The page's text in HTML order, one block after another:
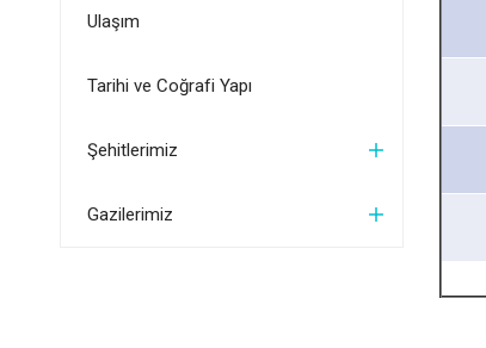
Ulaşım
Tarihi ve Coğrafi Yapı
Şehitlerimiz
Gazilerimiz